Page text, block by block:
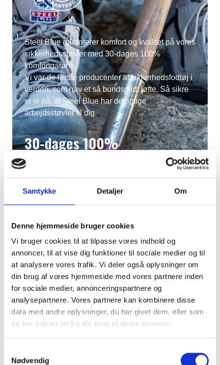
Samtykke Detaljer Om
Denne hjemmeside bruger cookies
Vi bruger cookies til at tilpasse vores indhold og
annoncer, til at vise dig funktioner til sociale medier og til
at analysere vores trafik. Vi deler også oplysninger om
din brug af vores hjemmeside med vores partnere inden
for sociale medier, annonceringspartnere og
analysepartnere. Vores partnere kan kombinere disse
data med andre oplysninger, du har givet dem, eller som
de har indsamlet fra din brug af deres tjenester.
Nødvendig
Steel Blue garanterer komfort og kvalitet på vores
sikkerhedsstøvler med 30-dages 100%
komfortgaranti.
Vi var de første producenter af sikkerhedsfodtøj i
verden, som gav et så bundsolidt løfte. Så sikre
er vi på, at Steel Blue har de rigtige
arbejdsstøvler til dig.
30-dages 100%
komfortgaranti
Læs mere
Vi ved hvor svært det kan være at finde arbejdstøj til